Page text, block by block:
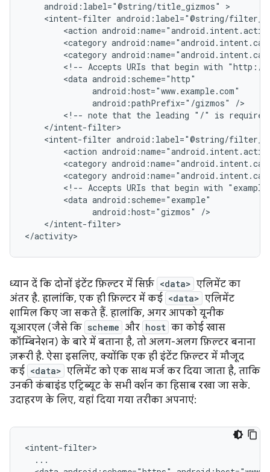
android:label="@string/title_gizmos"
<intent-filter
<action
<category
<category
<!-- Accepts URIs that begin with "http://
<data
android:pathPrefix="/gizmos"
<!-- note that the leading "/" is required
<intent-filter
<action
<category
<category
<!-- Accepts URIs that begin with
<data
android:host="gizmos"
</intent-filter>
ध्यान दें कि दोनों इंटेंट फ़िल्टर में सिर्फ़ <data> एलिमेंट का
अंतर है. हालांकि, एक ही फ़िल्टर में कई <data> एलिमेंट
शामिल किए जा सकते हैं. हालांकि, अगर आपको यूनीक
यूआरएल (जैसे कि scheme और host का कोई खास
कॉम्बिनेशन) के बारे में बताना है, तो अलग-अलग फ़िल्टर बनाना
ज़रूरी है. ऐसा इसलिए, क्योंकि एक ही इंटेंट फ़िल्टर में मौजूद
कई <data> एलिमेंट को एक साथ मर्ज कर दिया जाता है, ताकि
उनकी कंबाइंड एट्रिब्यूट के सभी वर्शन का हिसाब रखा जा सके.
उदाहरण के लिए, यहां दिया गया तरीका अपनाएं: